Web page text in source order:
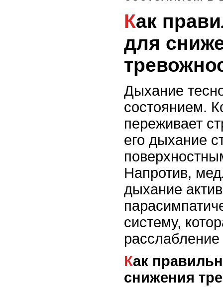
Как правильно дышать
для
Дыхание
состоянием.
переживает
его дыхание
Напротив,
дыхание
систему,
Как правильно дышать для
снижения